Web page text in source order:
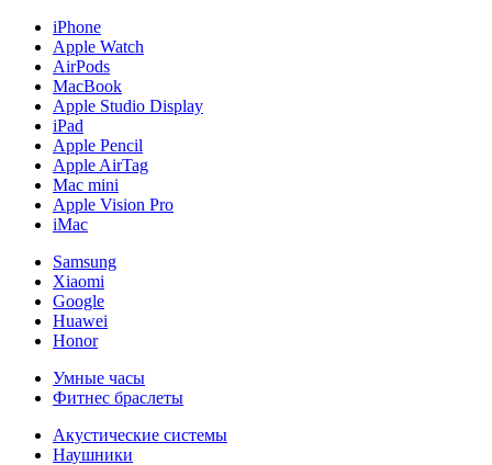
iPhone
Apple Watch
AirPods
MacBook
Apple Studio Display
iPad
Apple Pencil
Apple AirTag
Mac mini
Apple Vision Pro
iMac
Samsung
Xiaomi
Google
Huawei
Honor
Умные часы
Фитнес браслеты
Акустические системы
Наушники